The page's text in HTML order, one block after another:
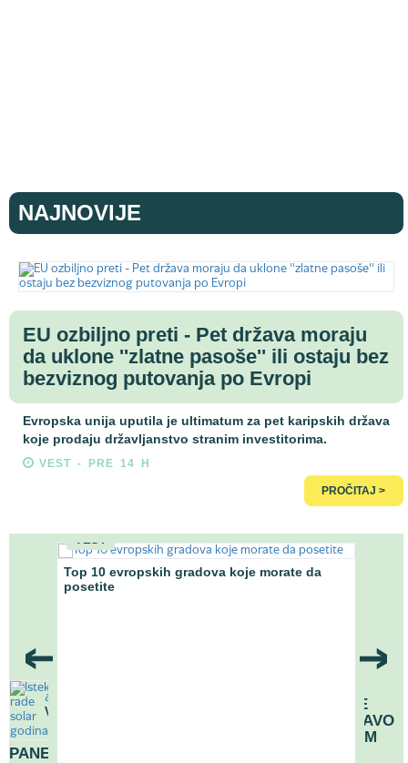
NAJNOVIJE
EU ozbiljno preti - Pet država moraju
da uklone ''zlatne pasoše'' ili ostaju bez
bezviznog putovanja po Evropi
Evropska unija uputila je ultimatum za pet karipskih država
koje prodaju državljanstvo stranim investitorima.
VEST - PRE 14 H
PROČITAJ >
VEST
Top 10 evropskih gradova koje morate da
posetite
VEST
TRAJANJA, A I DALJE
RADE - ŠTA SE ZAPRAVO
DEŠAVA SA SOLARNIM
PANELIMA NAKON 25 GODINA?